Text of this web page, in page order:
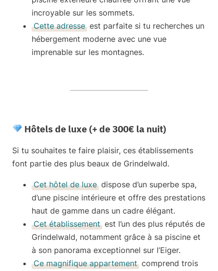
incroyable sur les sommets.
Cette adresse est parfaite si tu recherches un
hébergement moderne avec une vue
imprenable sur les montagnes.
Hôtels de luxe (+ de 300€ la nuit)
Si tu souhaites te faire plaisir, ces établissements
font partie des plus beaux de Grindelwald.
Cet hôtel de luxe dispose d’un superbe spa,
d’une piscine intérieure et offre des prestations
haut de gamme dans un cadre élégant.
Cet établissement est l’un des plus réputés de
Grindelwald, notamment grâce à sa piscine et
à son panorama exceptionnel sur l’Eiger.
Ce magnifique appartement comprend trois